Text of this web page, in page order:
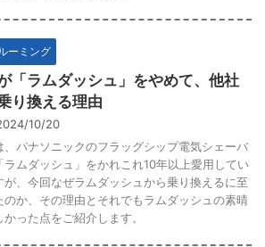
ーミング
「ラムダッシュ」をやめて、他社
り換える理由
10/20
、パナソニックのフラッグシップ電気シェーバ
ラムダッシュ」をかれこれ10年以上愛用してい
が、今回なぜラムダッシュから乗り換えるに至
のか、その理由とそれでもラムダッシュの素晴
かった点をご紹介します。